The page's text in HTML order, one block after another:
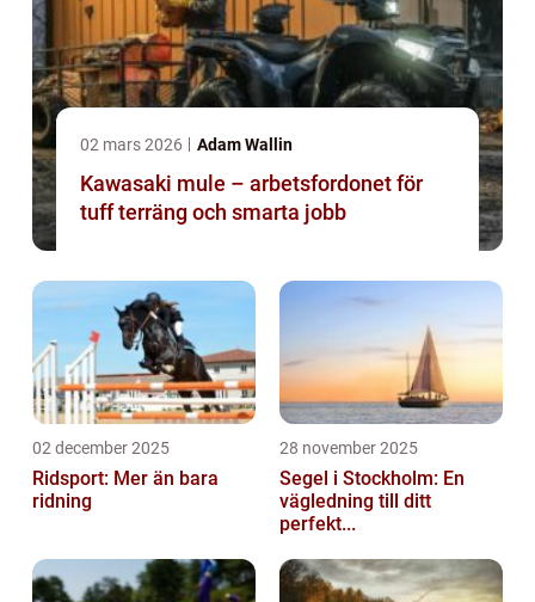
02 mars 2026 Adam Wallin
Kawasaki mule – arbetsfordonet för
tuff terräng och smarta jobb
02 december 2025
Ridsport: Mer än bara
ridning
28 november 2025
Segel i Stockholm: En
vägledning till ditt
perfekt...